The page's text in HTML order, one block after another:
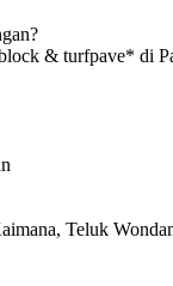
& turfpave* di
Teluk